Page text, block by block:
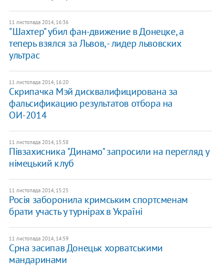
11 листопада 2014, 16:36
"Шахтер" убил фан-движение в Донецке, а
теперь взялся за Львов, - лидер львовских
ультрас
11 листопада 2014, 16:20
Скрипачка Мэй дисквалифицирована за
фальсификацию результатов отбора на
ОИ-2014
11 листопада 2014, 15:58
Півзахисника "Динамо" запросили на перегляд у
німецький клуб
11 листопада 2014, 15:25
Росія заборонила кримським спортсменам
брати участь у турнірах в Україні
11 листопада 2014, 14:59
Срна засипав Донецьк хорватськими
мандаринами